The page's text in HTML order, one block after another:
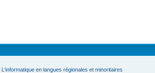
L'informatique en langues régionales et minoritaires